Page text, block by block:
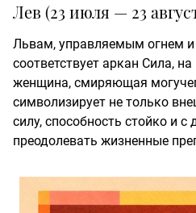
Лев (23 июля — 23
Львам, управляемым огнем
соответствует аркан Сила,
женщина, смиряющая
символизирует не только
силу, способность стойко и с
преодолевать жизненные